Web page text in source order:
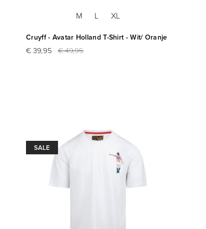
M L XL
Cruyff - Avatar Holland T-Shirt - Wit/ Oranje
€ 39,95 € 49,95
SALE